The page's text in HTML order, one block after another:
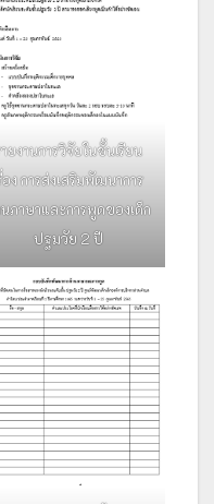
ยงานการวิจัยในชั้นเรียน
อง การส่งเสริมพัฒนาการ
ภาษาและการพูดของเด็ก
ปฐมวัย 2 ปี